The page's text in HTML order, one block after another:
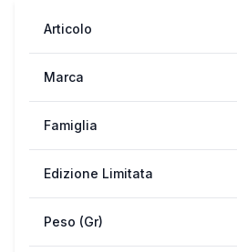
Articolo
Marca
Famiglia
Edizione Limitata
Peso (Gr)